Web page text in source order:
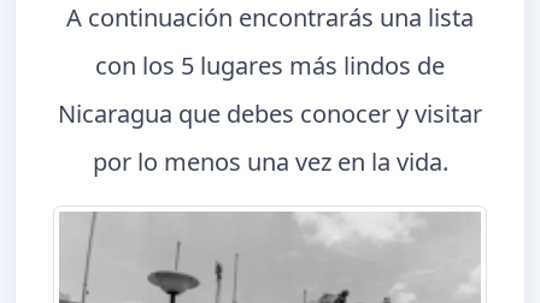
A continuación encontrarás una lista
con los 5 lugares más lindos de
Nicaragua que debes conocer y visitar
por lo menos una vez en la vida.